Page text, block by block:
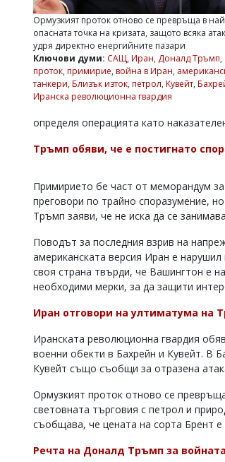
Касабова,
k.kassabova@flagman.bg
Главен
редактор:
въвеждат
читателите
редакцията
отговорност
обиден
сигнализирайте
Ормузкият проток отново се превръща в
опасната точка на кризата, защото всяка
удря директно енергийните пазари
Ключови думи: САЩ, Иран, Доналд Тръмп,
проток, примирие, война в Иран,
танкери, Близък изток, петрол, Кувейт,
Иранска революционна гвардия
определя операцията като
Тръмп обяви, че е постигнато
Примирието бе част от меморандум
преговори по трайно споразумение,
Тръмп заяви, че не иска да се
Поводът за последния взрив на
американската версия Иран е
своя страна твърди, че Вашингтон е
необходими мерки, за да защити
Иран отговори на ултиматума на
Иранската революционна гвардия
военни обекти в Бахрейн и Кувейт. В
Кувейт също съобщи за отразена
Ормузкият проток отново се
световната търговия с петрол и
съобщава, че цената на сорта Брент е
Речта на Доналд Тръмп за